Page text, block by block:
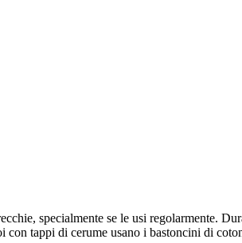
specialmente se le usi regolarmente.
tappi di cerume usano i bastoncini di